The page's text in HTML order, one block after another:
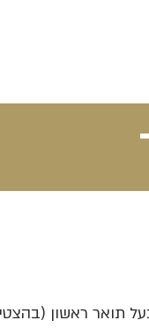
הדין ד"ר אמנון בן-דרור, יליד 1948, בעל